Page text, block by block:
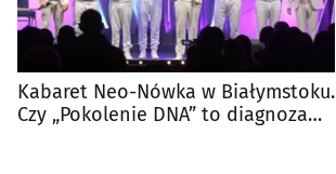
Kabaret Neo-Nówka w Białymstoku.
Czy „Pokolenie DNA” to diagnoza